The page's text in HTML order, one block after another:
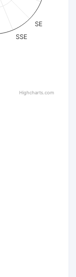
SE
SSE
Highcharts.com